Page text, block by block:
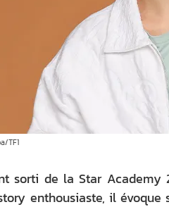
TF1
sorti de la Star Academy
enthousiaste, il